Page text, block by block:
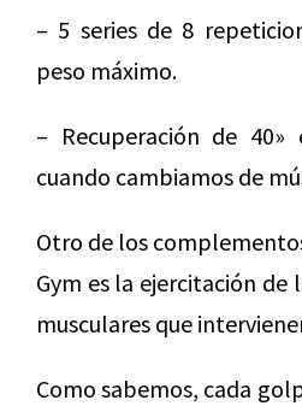
– 5 series de 8
peso máximo.
– Recuperación de 40»
cuando cambiamos de
Otro de los
Gym es la ejercitación de
musculares que
Como sabemos, cada